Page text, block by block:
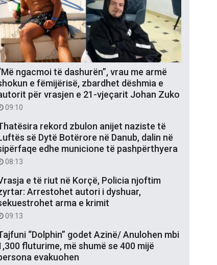
ngacmoi të dashurën”, vrau me armë
e fëmijërisë, zbardhet dëshmia e
për vrasjen e 21-vjeçarit Johan Zuko
09:10
rekord zbulon anijet naziste të
së Dytë Botërore në Danub, dalin në
edhe municione të pashpërthyera
08:13
e të riut në Korçë, Policia njoftim
Arrestohet autori i dyshuar,
arma e krimit
09:13
“Dolphin” godet Azinë/ Anulohen mbi
fluturime, më shumë se 400 mijë
evakuohen